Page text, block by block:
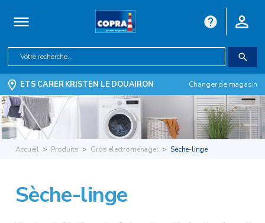
ETS CARER KRISTEN LE DOUAIRON Changer de magasin
Accueil Produits Gros électroménager Sèche-linge
Sèche-linge